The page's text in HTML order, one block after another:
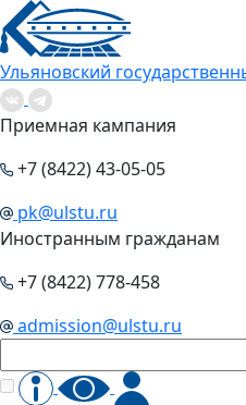
Ульяновский
Приемная кампания
+7 (8422) 43-05-05
pk@ulstu.ru
Иностранным гражданам
+7 (8422) 778-458
admission@ulstu.ru